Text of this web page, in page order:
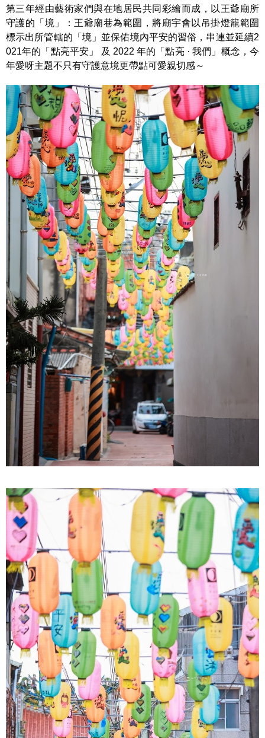
第三年經由藝術家們與在地居民共同彩繪而成，以王爺廟所
守護的「境」：王爺廟巷為範圍，將廟宇會以吊掛燈籠範圍
標示出所管轄的「境」並保佑境內平安的習俗，串連並延續2
021年的「點亮平安」 及 2022 年的「點亮 · 我們」概念，今
年愛呀主題不只有守護意境更帶點可愛親切感～